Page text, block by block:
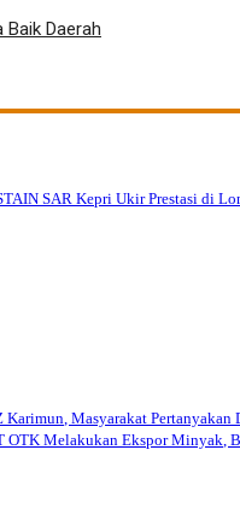
Baik Daerah
SAR Kepri Ukir Prestasi di
Karimun, Masyarakat
OTK Melakukan Ekspor Minyak,